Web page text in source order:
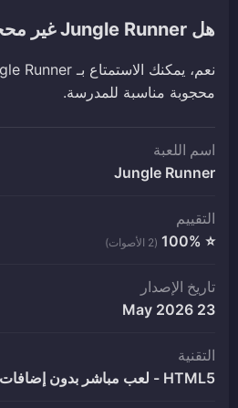
هل Jungle Runner غير محجوبة في المدرسة؟
محجوبة مناسبة للمدرسة.
اسم اللعبة
Jungle Runner
التقييم
⭐ 100%
(2 الأصوات)
تاريخ الإصدار
23 May 2026
التقنية
HTML5 - لعب مباشر بدون إضافات